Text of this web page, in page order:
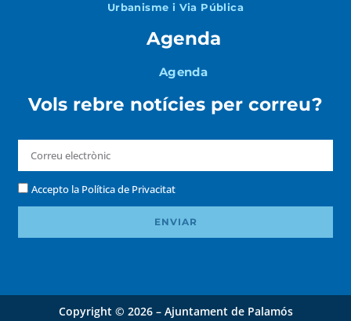
Urbanisme i Via Pública
Agenda
Agenda
Vols rebre notícies per correu?
Accepto la Política de Privacitat
ENVIAR
Copyright © 2026 – Ajuntament de Palamós